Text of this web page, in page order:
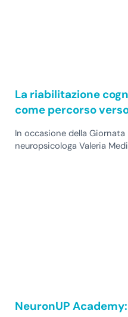
La riabilitazione
come percorso
In occasione della
neuropsicologa Valeria
NeuronUP